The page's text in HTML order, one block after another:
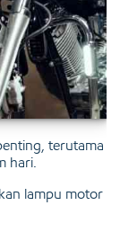
terutama
hari.
lampu motor